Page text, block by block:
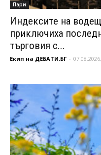
Пари
Индексите на
приключиха
търговия с...
Екип на ДЕБАТИ.БГ -